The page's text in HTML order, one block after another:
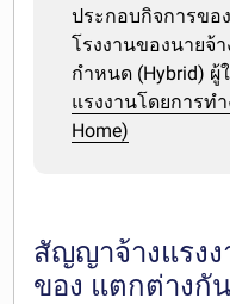
ประกอบกิจการขอ
โรงงานของนายจ้
กำหนด (Hybrid) ผู้
แรงงานโดยการท
Home)
สัญญาจ้างแรง
ของ แตกต่างกั